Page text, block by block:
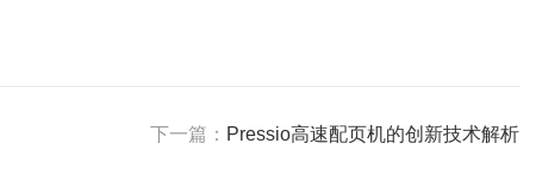
下一篇： Pressio高速配页机的创新技术解析